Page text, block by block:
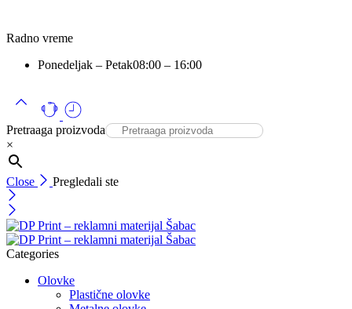
Radno vreme
Ponedeljak – Petak08:00 – 16:00
Pretraaga proizvoda
×
Close Pregledali ste
Categories
Olovke
Plastične olovke